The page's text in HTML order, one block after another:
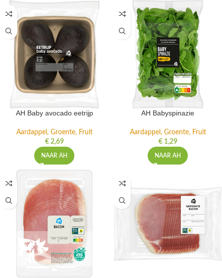
AH Baby avocado eetrijp
Aardappel, Groente, Fruit
€2,69
NAAR AH
AH Babyspinazie
Aardappel, Groente, Fruit
€1,29
NAAR AH